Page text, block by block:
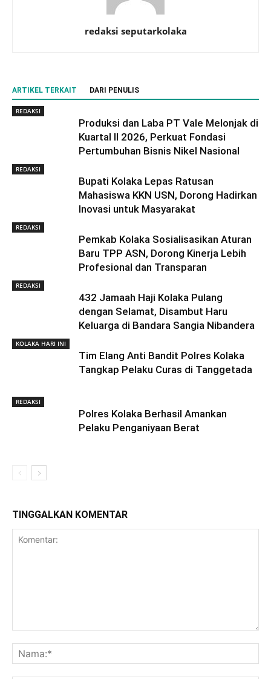
redaksi seputarkolaka
ARTIKEL TERKAIT DARI PENULIS
REDAKSI
Produksi dan Laba PT Vale Melonjak di
Kuartal II 2026, Perkuat Fondasi
Pertumbuhan Bisnis Nikel Nasional
REDAKSI
Bupati Kolaka Lepas Ratusan
Mahasiswa KKN USN, Dorong Hadirkan
Inovasi untuk Masyarakat
REDAKSI
Pemkab Kolaka Sosialisasikan Aturan
Baru TPP ASN, Dorong Kinerja Lebih
Profesional dan Transparan
REDAKSI
432 Jamaah Haji Kolaka Pulang
dengan Selamat, Disambut Haru
Keluarga di Bandara Sangia Nibandera
KOLAKA HARI INI
Tim Elang Anti Bandit Polres Kolaka
Tangkap Pelaku Curas di Tanggetada
REDAKSI
Polres Kolaka Berhasil Amankan
Pelaku Penganiyaan Berat
TINGGALKAN KOMENTAR